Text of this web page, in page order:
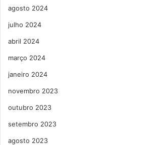
agosto 2024
julho 2024
abril 2024
março 2024
janeiro 2024
novembro 2023
outubro 2023
setembro 2023
agosto 2023